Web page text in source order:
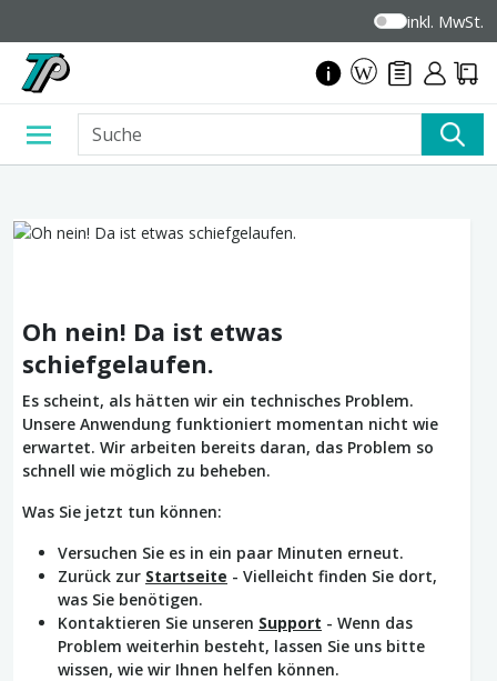
inkl. MwSt.
Oh nein! Da ist etwas
schiefgelaufen.
Es scheint, als hätten wir ein technisches Problem.
Unsere Anwendung funktioniert momentan nicht wie
erwartet. Wir arbeiten bereits daran, das Problem so
schnell wie möglich zu beheben.
Was Sie jetzt tun können:
Versuchen Sie es in ein paar Minuten erneut.
Zurück zur Startseite - Vielleicht finden Sie dort,
was Sie benötigen.
Kontaktieren Sie unseren Support - Wenn das
Problem weiterhin besteht, lassen Sie uns bitte
wissen, wie wir Ihnen helfen können.